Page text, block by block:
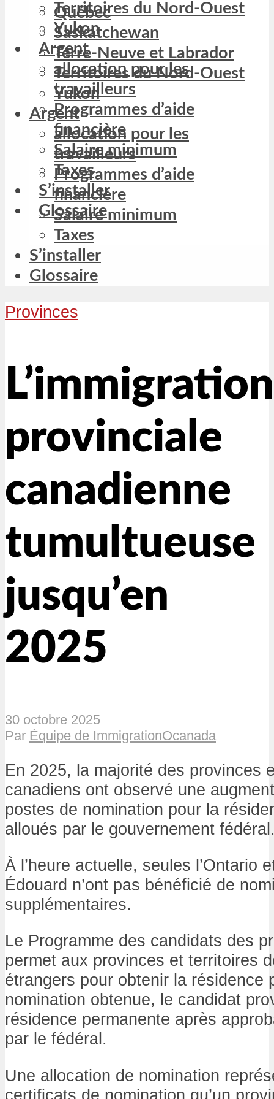
Territoires du Nord-Ouest
Yukon
Argent
allocation pour les
travailleurs
Programmes d’aide
financière
Salaire minimum
Taxes
S’installer
Glossaire
Québec
Saskatchewan
Terre-Neuve et Labrador
Territoires du Nord-Ouest
Yukon
Argent
allocation pour les
travailleurs
Programmes d’aide
financière
Salaire minimum
Taxes
S’installer
Glossaire
Provinces
L’immigration
provinciale
canadienne
tumultueuse
jusqu’en
2025
30 octobre 2025
Par Équipe de ImmigrationOcanada
En 2025, la majorité des provinces
canadiens ont observé une
postes de nomination pour la
alloués par le gouvernement
À l’heure actuelle, seules l’Ontario
Édouard n’ont pas bénéficié de
supplémentaires.
Le Programme des candidats des
permet aux provinces et territoires
étrangers pour obtenir la résidence
nomination obtenue, le candidat
résidence permanente après
par le fédéral.
Une allocation de nomination
certificats de nomination qu’un